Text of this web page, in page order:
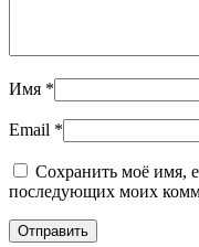
Имя *
Email *
Сохранить моё имя,
последующих моих